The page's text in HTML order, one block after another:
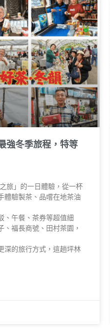
強冬季旅程，特等
旅」的一日體驗，從一杯
體驗製茶、品嚐在地茶油
、午餐、茶券等超值細
福長商號、田村茶園，
深的旅行方式，這趟坪林